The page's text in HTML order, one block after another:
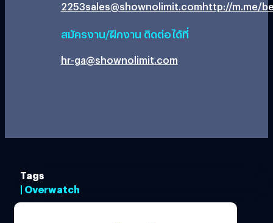
2253sales@shownolimit.comhttp://m.me/
สมัครงาน/ฝึกงาน ติดต่อได้ที่
hr-ga@shownolimit.com
Tags
| Overwatch